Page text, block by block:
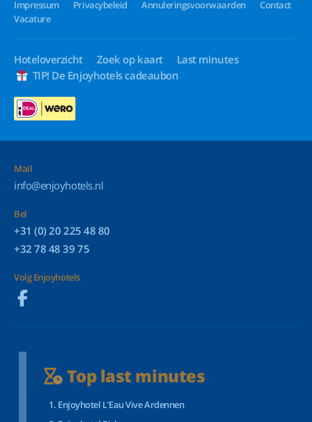
Impressum
Privacybeleid Annuleringsvoorwaarden
Contact
Vacature
Hoteloverzicht Zoek op kaart
Last minutes
TIP! De Enjoyhotels cadeaubon
Mail
info@enjoyhotels.nl
Bel
+31 (0) 20 225 48 80
+32 78 48 39 75
Volg Enjoyhotels
Top last minutes
Enjoyhotel L’Eau Vive Ardennen